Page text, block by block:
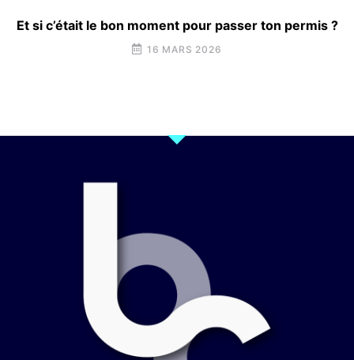
Et si c’était le bon moment pour passer ton permis ?
16 MARS 2026